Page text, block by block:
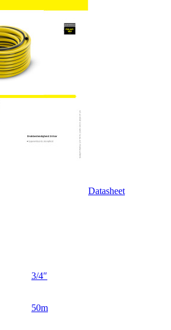
Datasheet
3/4″
50m